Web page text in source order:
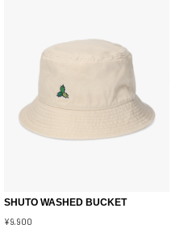
SHUTO WASHED BUCKET
¥9,900